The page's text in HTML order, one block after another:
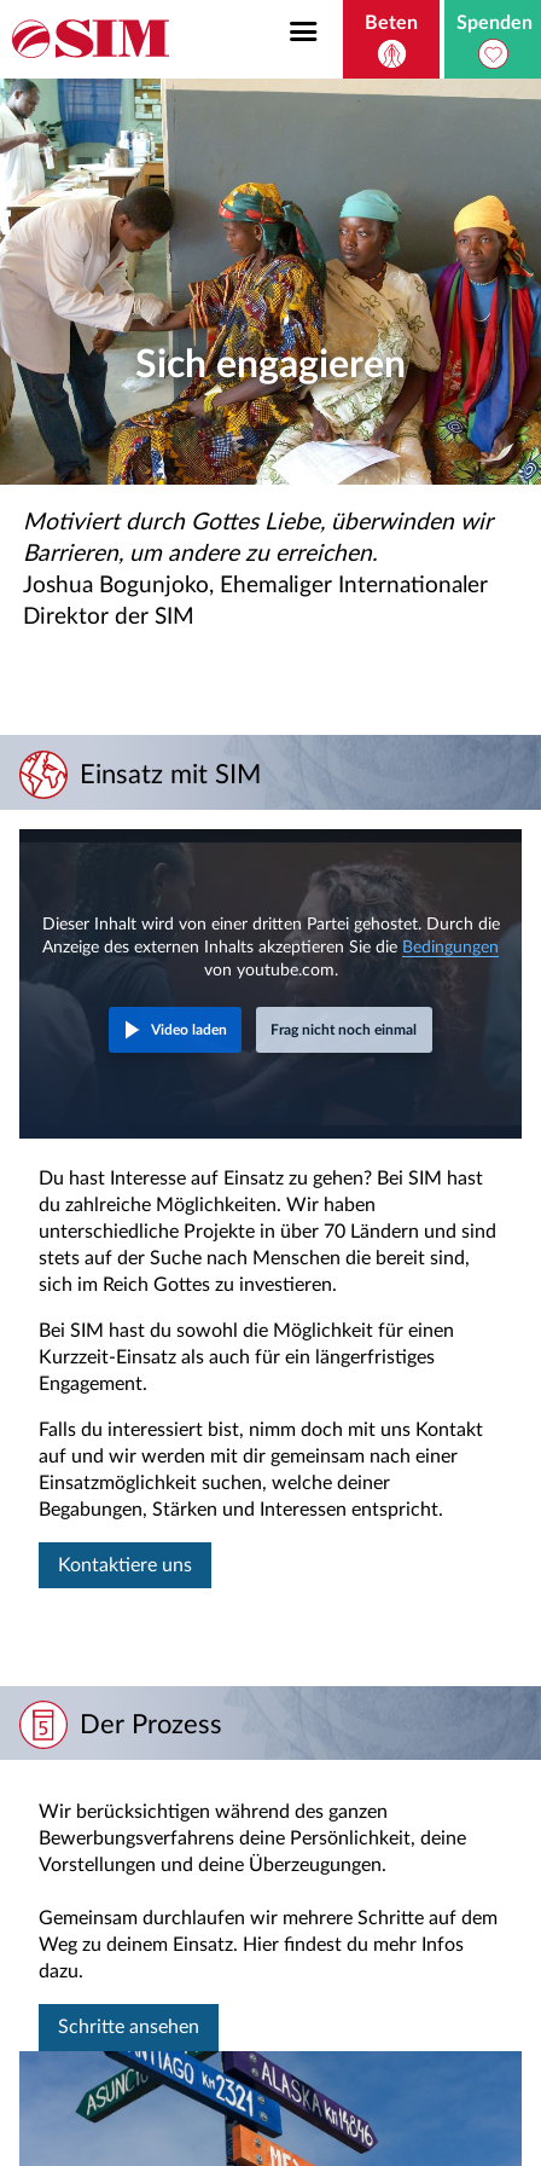
Beten Spenden
Sich engagieren
Motiviert durch Gottes Liebe, überwinden wir
Barrieren, um andere zu erreichen.
Joshua Bogunjoko, Ehemaliger Internationaler
Direktor der SIM
Einsatz mit SIM
Dieser Inhalt wird von einer dritten Partei gehostet. Durch die
Anzeige des externen Inhalts akzeptieren Sie die Bedingungen
von youtube.com.
Video laden Frag nicht noch einmal
Du hast Interesse auf Einsatz zu gehen? Bei SIM hast
du zahlreiche Möglichkeiten. Wir haben
unterschiedliche Projekte in über 70 Ländern und sind
stets auf der Suche nach Menschen die bereit sind,
sich im Reich Gottes zu investieren.
Bei SIM hast du sowohl die Möglichkeit für einen
Kurzzeit-Einsatz als auch für ein längerfristiges
Engagement.
Falls du interessiert bist, nimm doch mit uns Kontakt
auf und wir werden mit dir gemeinsam nach einer
Einsatzmöglichkeit suchen, welche deiner
Begabungen, Stärken und Interessen entspricht.
Kontaktiere uns
Der Prozess
Wir berücksichtigen während des ganzen
Bewerbungsverfahrens deine Persönlichkeit, deine
Vorstellungen und deine Überzeugungen.
Gemeinsam durchlaufen wir mehrere Schritte auf dem
Weg zu deinem Einsatz. Hier findest du mehr Infos
dazu.
Schritte ansehen